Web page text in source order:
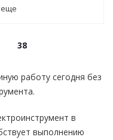
еще
38
работу сегодня без
в
выполнению